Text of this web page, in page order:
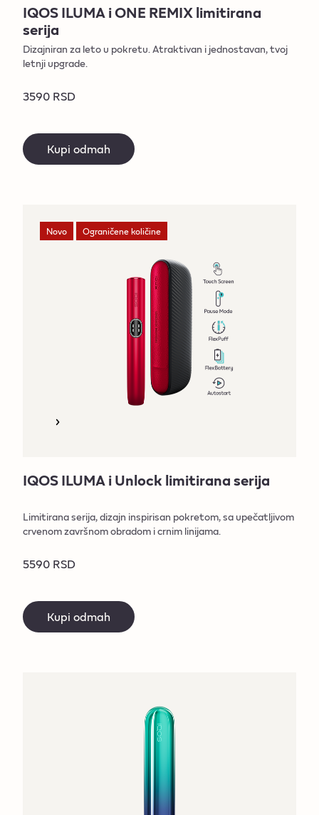
IQOS ILUMA i ONE REMIX limitirana
serija
Dizajniran za leto u pokretu. Atraktivan i jednostavan, tvoj
letnji upgrade.
3590 RSD
Kupi odmah
Novo Ograničene količine
IQOS ILUMA i Unlock limitirana serija
Limitirana serija, dizajn inspirisan pokretom, sa upečatljivom
crvenom završnom obradom i crnim linijama.
5590 RSD
Kupi odmah